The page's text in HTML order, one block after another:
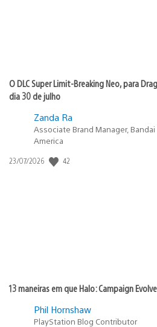
O DLC Super Limit-Breaking Neo, para
dia 30 de julho
Zanda Ra
Associate Brand Manager,
America
Data
23/07/2026 42
13 maneiras em que Halo: Campaign
Phil Hornshaw
PlayStation Blog Contributor